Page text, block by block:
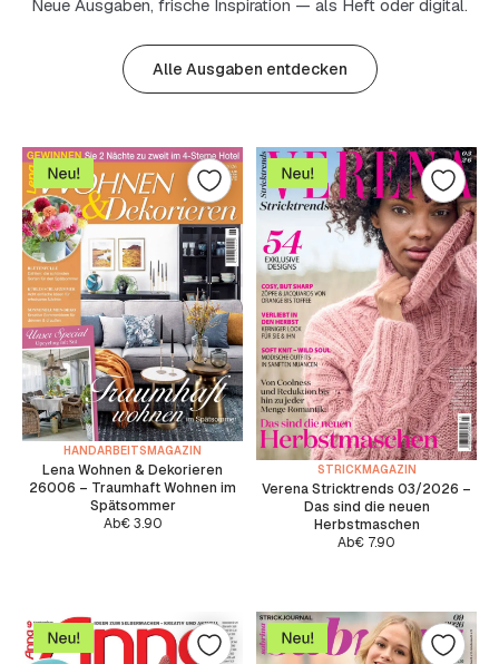
Neue Ausgaben, frische Inspiration — als Heft oder digital.
Alle Ausgaben entdecken
HANDARBEITSMAGAZIN
Lena Wohnen & Dekorieren
26006 – Traumhaft Wohnen im
Spätsommer
Ab€3.90
STRICKMAGAZIN
Verena Stricktrends 03/2026 –
Das sind die neuen
Herbstmaschen
Ab€ 7.90